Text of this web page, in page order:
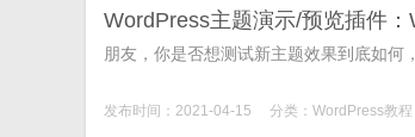
WordPress主题演示/预览插件：
朋友，你是否想测试新主题效果到底如何
发布时间：2021-04-15 分类： WordPress教程